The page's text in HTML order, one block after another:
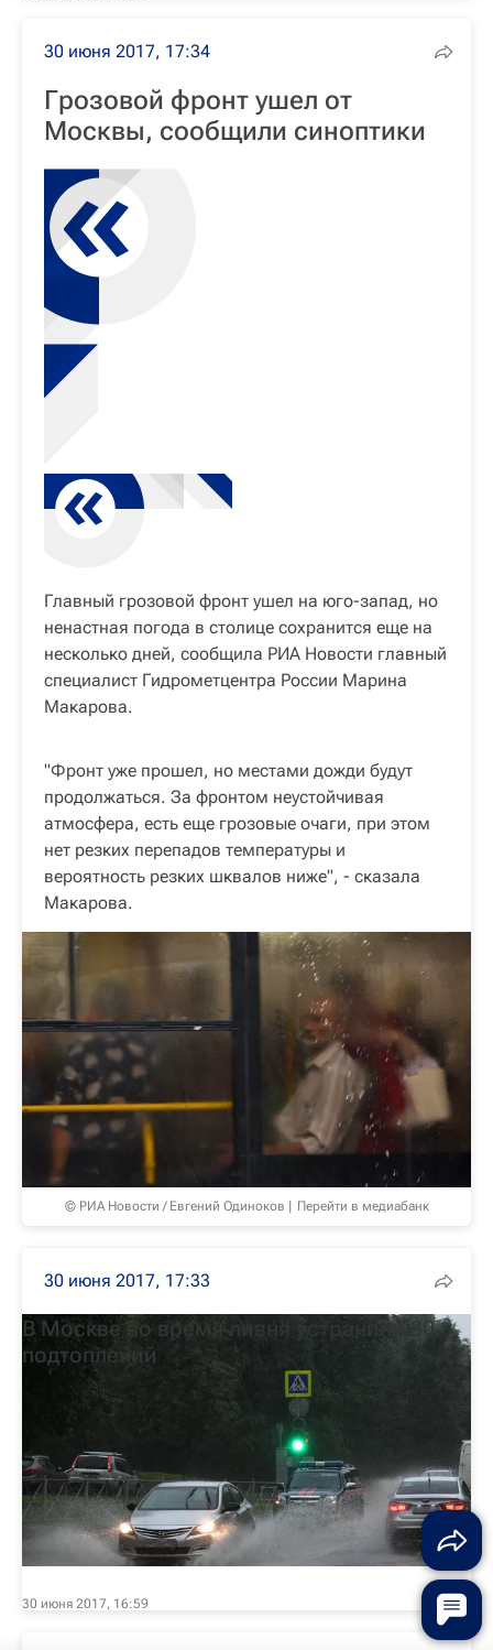
30 июня 2017, 17:34
Грозовой фронт ушел от
Москвы, сообщили синоптики
Главный грозовой фронт ушел на юго-запад, но
ненастная погода в столице сохранится еще на
несколько дней, сообщила РИА Новости главный
специалист Гидрометцентра России Марина
Макарова.
"Фронт уже прошел, но местами дожди будут
продолжаться. За фронтом неустойчивая
атмосфера, есть еще грозовые очаги, при этом
нет резких перепадов температуры и
вероятность резких шквалов ниже", - сказала
Макарова.
© РИА Новости / Евгений Одиноков Перейти в медиабанк
30 июня 2017, 17:33
30 июня 2017, 16:59
В Москве во время ливня устранили 30
подтоплений